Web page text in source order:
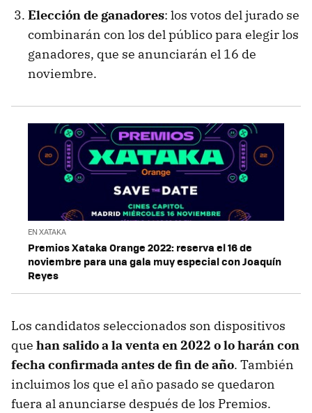
Elección de ganadores: los votos del jurado se
combinarán con los del público para elegir los
ganadores, que se anunciarán el 16 de
noviembre.
EN XATAKA
Premios Xataka Orange 2022: reserva el 16 de
noviembre para una gala muy especial con Joaquín
Reyes
Los candidatos seleccionados son dispositivos
que han salido a la venta en 2022 o lo harán con
fecha confirmada antes de fin de año. También
incluimos los que el año pasado se quedaron
fuera al anunciarse después de los Premios.